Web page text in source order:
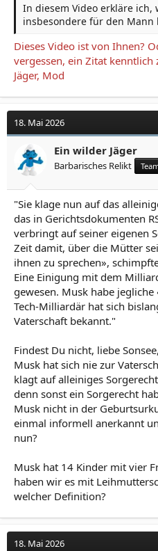
In diesem Video erkläre ich,
insbesondere für den Mann
Dieses Video ist von Ihnen?
vergessen, ein Zitat kenntlich
Jäger, Mod
18. Mai 2026
Ein wilder Jäger
Barbarisches Relikt
"Sie klage nun auf das
das in Gerichtsdokumenten
verbringt auf seiner eigenen
Zeit damit, über die Mütter
ihnen zu sprechen»,
Eine Einigung mit dem
gewesen. Musk habe
Tech-Milliardär hat sich
Vaterschaft bekannt."
Findest Du nicht, liebe
Musk hat sich nie zur
klagt auf alleiniges
denn sonst ein Sorgerecht
Musk nicht in der
einmal informell anerkannt
nun?
Musk hat 14 Kinder mit vier
haben wir es mit
welcher Definition?
18. Mai 2026